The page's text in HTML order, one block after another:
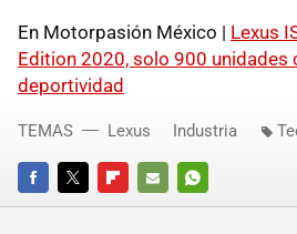
En Motorpasión México | Lexus
Edition 2020, solo 900 unidades
deportividad
FACEBOOKTWITTERFLIPBOARD
E-
WHATSAPP
TEMAS Lexus Industria